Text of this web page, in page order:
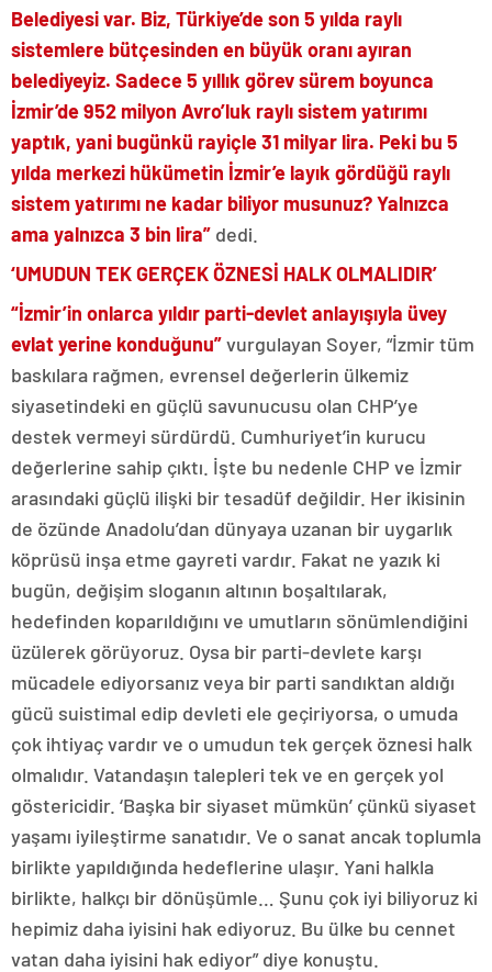
Belediyesi var. Biz, Türkiye’de son 5 yılda raylı
sistemlere bütçesinden en büyük oranı ayıran
belediyeyiz. Sadece 5 yıllık görev sürem boyunca
İzmir’de 952 milyon Avro’luk raylı sistem yatırımı
yaptık, yani bugünkü rayiçle 31 milyar lira. Peki bu 5
yılda merkezi hükümetin İzmir’e layık gördüğü raylı
sistem yatırımı ne kadar biliyor musunuz? Yalnızca
ama yalnızca 3 bin lira” dedi.
‘UMUDUN TEK GERÇEK ÖZNESİ HALK OLMALIDIR’
“İzmir’in onlarca yıldır parti-devlet anlayışıyla üvey
evlat yerine konduğunu”vurgulayan Soyer, “İzmir tüm
baskılara rağmen, evrensel değerlerin ülkemiz
siyasetindeki en güçlü savunucusu olan CHP’ye
destek vermeyi sürdürdü. Cumhuriyet’in kurucu
değerlerine sahip çıktı. İşte bu nedenle CHP ve İzmir
arasındaki güçlü ilişki bir tesadüf değildir. Her ikisinin
de özünde Anadolu’dan dünyaya uzanan bir uygarlık
köprüsü inşa etme gayreti vardır. Fakat ne yazık ki
bugün, değişim sloganın altının boşaltılarak,
hedefinden koparıldığını ve umutların sönümlendiğini
üzülerek görüyoruz. Oysa bir parti-devlete karşı
mücadele ediyorsanız veya bir parti sandıktan aldığı
gücü suistimal edip devleti ele geçiriyorsa, o umuda
çok ihtiyaç vardır ve o umudun tek gerçek öznesi halk
olmalıdır. Vatandaşın talepleri tek ve en gerçek yol
göstericidir. ‘Başka bir siyaset mümkün’ çünkü siyaset
yaşamı iyileştirme sanatıdır. Ve o sanat ancak toplumla
birlikte yapıldığında hedeflerine ulaşır. Yani halkla
birlikte, halkçı bir dönüşümle… Şunu çok iyi biliyoruz ki
hepimiz daha iyisini hak ediyoruz. Bu ülke bu cennet
vatan daha iyisini hak ediyor” diye konuştu.